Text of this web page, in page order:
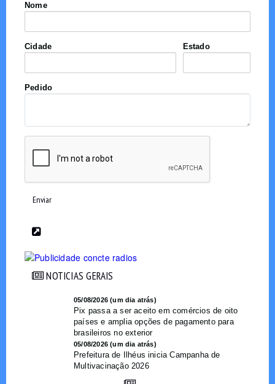
Nome
Cidade Estado
Pedido
Enviar
NOTICIAS GERAIS
05/08/2026 (um dia atrás)
Pix passa a ser aceito em comércios de oito
países e amplia opções de pagamento para
brasileiros no exterior
05/08/2026 (um dia atrás)
Prefeitura de Ilhéus inicia Campanha de
Multivacinação 2026